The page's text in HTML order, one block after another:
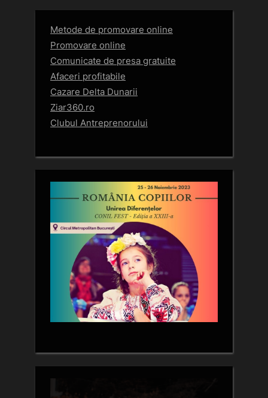
Metode de promovare online
Promovare online
Comunicate de presa gratuite
Afaceri profitabile
Cazare Delta Dunarii
Ziar360.ro
Clubul Antreprenorului